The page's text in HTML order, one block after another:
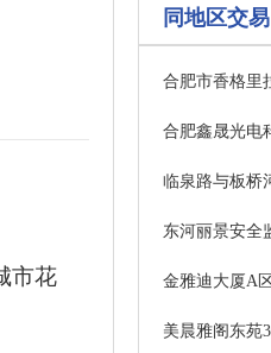
市花
同地区交易